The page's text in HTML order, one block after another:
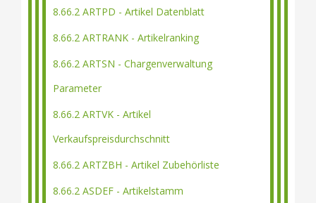
8.66.2 ARTPD - Artikel Datenblatt
8.66.2 ARTRANK - Artikelranking
8.66.2 ARTSN - Chargenverwaltung
Parameter
8.66.2 ARTVK - Artikel
Verkaufspreisdurchschnitt
8.66.2 ARTZBH - Artikel Zubehörliste
8.66.2 ASDEF - Artikelstamm